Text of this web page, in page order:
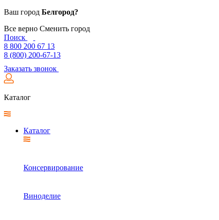
Ваш город Белгород?
Все верно Сменить город
Поиск
8 800 200 67 13
8 (800) 200-67-13
Заказать звонок
Каталог
Каталог
Консервирование
Виноделие